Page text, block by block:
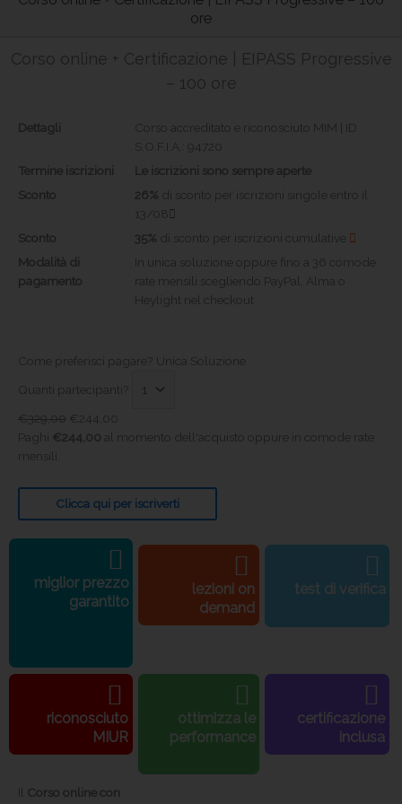
ore
Corso online + Certificazione | EIPASS Progressive
– 100 ore
Dettagli
Corso accreditato e riconosciuto MIM | ID
S.O.F.I.A.: 94720
Termine iscrizioni
Le iscrizioni sono sempre aperte
Sconto
26% di sconto per iscrizioni singole entro il
13/08
Sconto
35% di sconto per iscrizioni cumulative
Modalità di
pagamento
In unica soluzione oppure fino a 36 comode
rate mensili scegliendo PayPal, Alma o
Heylight nel checkout
Come preferisci pagare? Unica Soluzione
Quanti partecipanti?
€329,00 €
244,00
Paghi €244,00 al momento dell'acquisto oppure in comode rate
mensili.
Clicca qui per iscriverti
miglior prezzo
garantito
lezioni on
demand
test di verifica
riconosciuto
MIUR
ottimizza le
performance
certificazione
inclusa
Il Corso online con